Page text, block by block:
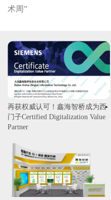
术周”
再获权威认可！鑫海智桥成为西
门子Certified Digitalization Value
Partner